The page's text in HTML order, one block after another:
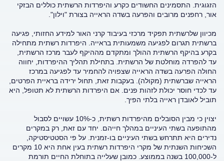
הזגוגית. התסמינים החשודים כקרע והיפרדות הרשתית כוללים הבזקי
אור, רחפנים מרובים והפרעה בשדה הראייה בצורת "וילון".
מכיוון שלרשתית תפקיד מרכזי בעיבוד קרני האור למידע החזותי, פגיעה
ברשתית תגרום לפגיעה משמעותית בראייה. היפרדות רשתית מתחילה
בקרע בהיקף הרשתית ההולך ומתקדם מההיקף לעבר מרכז הרשתית,
עד להפרדה מוחלטת של הרשתית. בתחילת תהליך ההיפרדות, יחווה
החולה הפרעה בשדה הראייה שצפויה להחמיר עד לפגיעה במרכז
הראייה שברשתית (מקולה). בעקבות זאת, תחול ירידה בראיית הפרטים,
עד לכדי חוסר יכולת לזהות פנים. אם היפרדות הרשתית לא תטופל, היא
תוביל לאובדן ראייה בלתי הפיך.
יצוין כי מבין הסובלים מהיפרדות רשתית, כ-10% עשויים לסבול
מהתופעה בשתי העיניים במהלך חייהם. יחד עם זאת, רק במקרים
נדירים היא תתרחש בשתי העיניים בו-זמנית. על פי הסטטיסטיקה,
השכיחות השנתית של מקרי היפרדות רשתית בעין אחת היא 10 מקרים
ל-100,000 בשנה בממוצע. כמובן שעלייה בתוחלת החיים תורמת